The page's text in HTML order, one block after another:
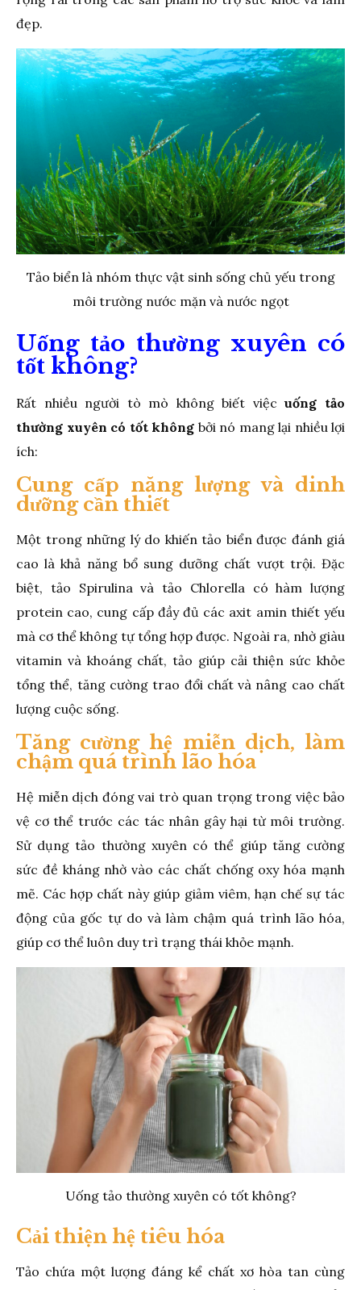
đẹp.
Tảo biển là nhóm thực vật sinh sống chủ yếu trong
môi trường nước mặn và nước ngọt
Uống tảo thường xuyên có
tốt không?
Rất nhiều người tò mò không biết việcuống tảo
thường xuyên có tốt không bởi nó mang lại nhiều lợi
ích:
Cung cấp năng lượng và dinh
dưỡng cần thiết
Một trong những lý do khiến tảo biển được đánh giá
cao là khả năng bổ sung dưỡng chất vượt trội. Đặc
biệt, tảo Spirulina và tảo Chlorella có hàm lượng
protein cao, cung cấp đầy đủ các axit amin thiết yếu
mà cơ thể không tự tổng hợp được. Ngoài ra, nhờ giàu
vitamin và khoáng chất, tảo giúp cải thiện sức khỏe
tổng thể, tăng cường trao đổi chất và nâng cao chất
lượng cuộc sống.
Tăng cường hệ miễn dịch, làm
chậm quá trình lão hóa
Hệ miễn dịch đóng vai trò quan trọng trong việc bảo
vệ cơ thể trước các tác nhân gây hại từ môi trường.
Sử dụng tảo thường xuyên có thể giúp tăng cường
sức đề kháng nhờ vào các chất chống oxy hóa mạnh
mẽ. Các hợp chất này giúp giảm viêm, hạn chế sự tác
động của gốc tự do và làm chậm quá trình lão hóa,
giúp cơ thể luôn duy trì trạng thái khỏe mạnh.
Uống tảo thường xuyên có tốt không?
Cải thiện hệ tiêu hóa
Tảo chứa một lượng đáng kể chất xơ hòa tan cùng